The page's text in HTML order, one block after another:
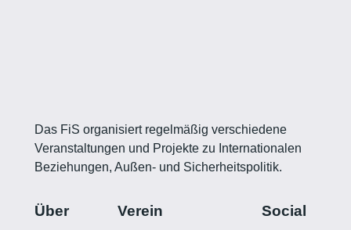
Das FiS organisiert regelmäßig verschiedene
Veranstaltungen und Projekte zu Internationalen
Beziehungen, Außen- und Sicherheitspolitik.
Über Verein Social